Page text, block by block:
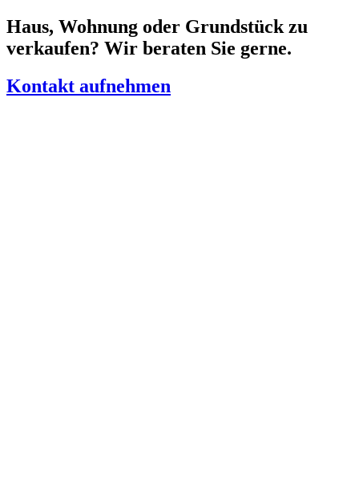
Zum
Inhalt
springen
Haus, Wohnung oder Grundstück zu
verkaufen? Wir beraten Sie gerne.
Kontakt aufnehmen